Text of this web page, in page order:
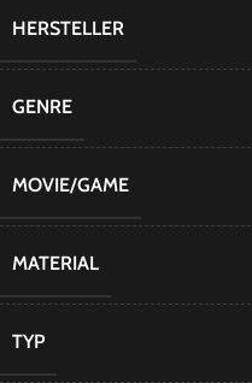
HERSTELLER
GENRE
MOVIE/GAME
MATERIAL
TYP